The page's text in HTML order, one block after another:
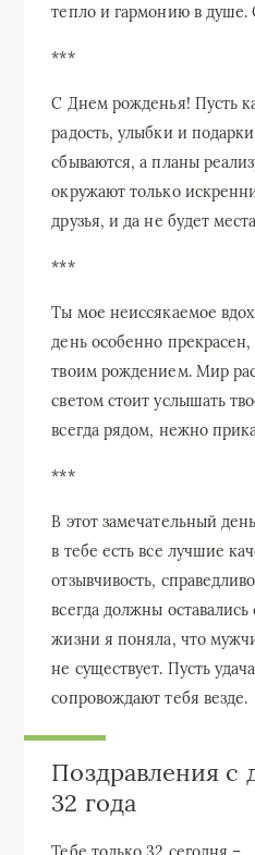
тепло и гармонию в душе.
***
С Днем рожденья! Пусть
радость, улыбки и
сбываются, а планы
окружают только
друзья, и да не будет
***
Ты мое неиссякаемое
день особенно прекрасен,
твоим рождением. Мир
светом стоит услышать
всегда рядом, нежно
***
В этот замечательный
в тебе есть все лучшие
отзывчивость,
всегда должны
жизни я поняла, что
не существует. Пусть
сопровождают тебя везде.
Поздравления с
32 года